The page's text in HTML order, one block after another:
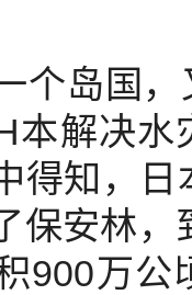
岛国，
本解决
得知，
保安林
900万公